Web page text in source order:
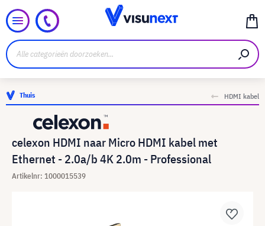
Thuis HDMI kabel
celexon HDMI naar Micro HDMI kabel met
Ethernet - 2.0a/b 4K 2.0m - Professional
Artikelnr: 1000015539